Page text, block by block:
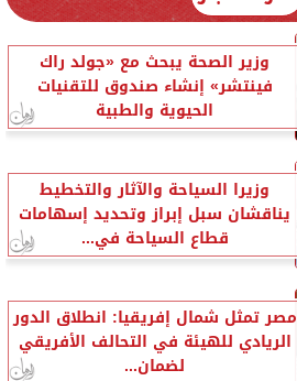
وزير الصحة يبحث مع «جولد راك
فينتشر» إنشاء صندوق للتقنيات
الحيوية والطبية
وزيرا السياحة والآثار والتخطيط
يناقشان سبل إبراز وتحديد إسهامات
قطاع السياحة في...
مصر تمثل شمال إفريقيا: انطلاق الدور
الريادي للهيئة في التحالف الأفريقي
لضمان...